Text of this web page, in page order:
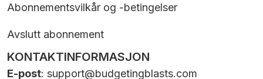
Abonnementsvilkår og -betingelser
Avslutt abonnement
KONTAKTINFORMASJON
E-post: support@budgetingblasts.com